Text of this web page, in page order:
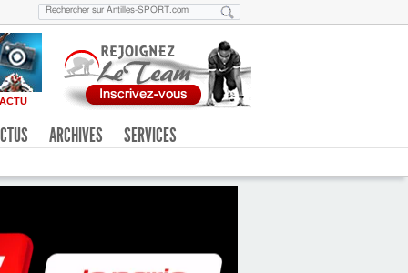
ARCHIVES SERVICES